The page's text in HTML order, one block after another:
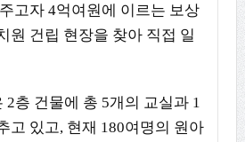
고자 4억여원에 이르는 보상
원 건립 현장을 찾아 직접 일
2층 건물에 총 5개의 교실과 1
고 있고, 현재 180여명의 원아